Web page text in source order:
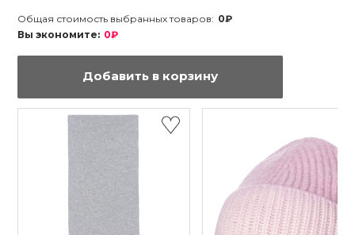
Общая стоимость выбранных товаров: 0₽
Вы экономите: 0₽
Добавить в корзину